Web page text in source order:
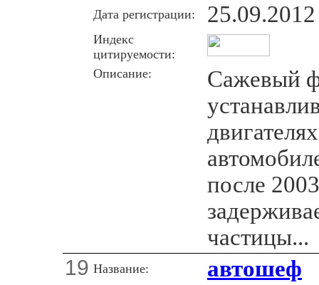
Дата регистрации: 25.09.2012
Индекс
цитируемости:
Описание:
Сажевый
после
частицы...
19 Название: автошеф